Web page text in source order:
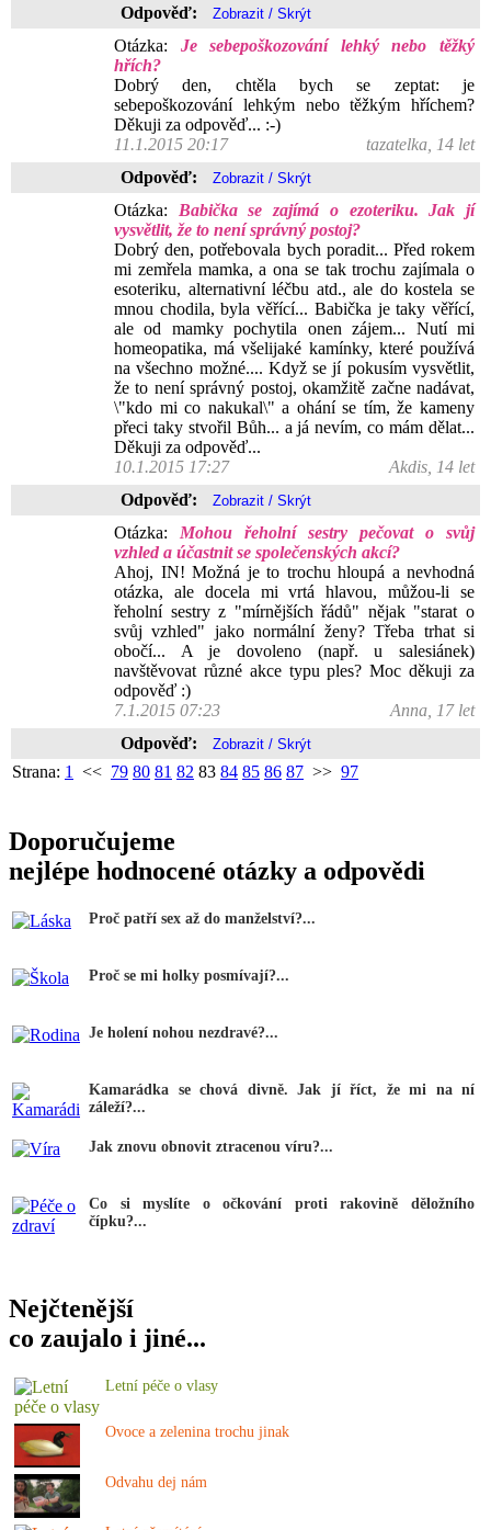
Odpověď:
Otázka: Je sebepoškozování lehký nebo těžký
hřích?
Dobrý den, chtěla bych se zeptat: je
sebepoškozování lehkým nebo těžkým hříchem?
Děkuji za odpověď... :-)
11.1.2015 20:17
tazatelka, 14 let
Odpověď:
Otázka: Babička se zajímá o ezoteriku. Jak jí
vysvětlit, že to není správný postoj?
Dobrý den, potřebovala bych poradit... Před rokem
mi zemřela mamka, a ona se tak trochu zajímala o
esoteriku, alternativní léčbu atd., ale do kostela se
mnou chodila, byla věřící... Babička je taky věřící,
ale od mamky pochytila onen zájem... Nutí mi
homeopatika, má všelijaké kamínky, které používá
na všechno možné.... Když se jí pokusím vysvětlit,
že to není správný postoj, okamžitě začne nadávat,
\"kdo mi co nakukal\" a ohání se tím, že kameny
přeci taky stvořil Bůh... a já nevím, co mám dělat...
Děkuji za odpověď...
10.1.2015 17:27
Akdis, 14 let
Odpověď:
Otázka: Mohou řeholní sestry pečovat o svůj
vzhled a účastnit se společenských akcí?
Ahoj, IN! Možná je to trochu hloupá a nevhodná
otázka, ale docela mi vrtá hlavou, můžou-li se
řeholní sestry z "mírnějších řádů" nějak "starat o
svůj vzhled" jako normální ženy? Třeba trhat si
obočí... A je dovoleno (např. u salesiánek)
navštěvovat různé akce typu ples? Moc děkuji za
odpověď :)
7.1.2015 07:23
Anna, 17 let
Odpověď:
Strana: 1 << 79 80 81 82 83 84 85 86 87 >> 97
Doporučujeme
nejlépe hodnocené otázky a odpovědi
Proč patří sex až do manželství?...
Proč se mi holky posmívají?...
Je holení nohou nezdravé?...
Kamarádka se chová divně. Jak jí říct, že mi na ní
záleží?...
Jak znovu obnovit ztracenou víru?...
Co si myslíte o očkování proti rakovině děložního
čípku?...
Nejčtenější
co zaujalo i jiné...
Letní péče o vlasy
Ovoce a zelenina trochu jinak
Odvahu dej nám